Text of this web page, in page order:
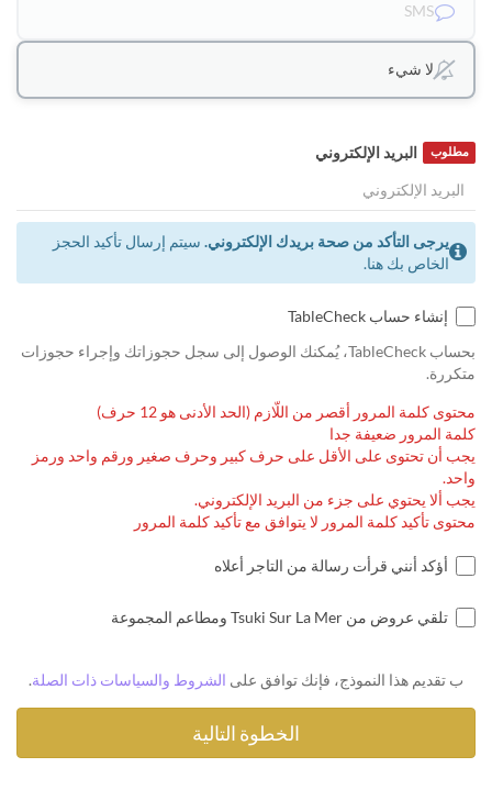
SMS
لا شيء
البريد الإلكتروني مطلوب
يرجى التأكد من صحة بريدك الإلكتروني. سيتم إرسال تأكيد الحجز
الخاص بك هنا.
إنشاء حساب TableCheck
بحساب TableCheck، يُمكنك الوصول إلى سجل حجوزاتك وإجراء حجوزات
متكررة.
محتوى كلمة المرور أقصر من اللّازم (الحد الأدنى هو 12 حرف)
كلمة المرور ضعيفة جدا
يجب أن تحتوى على الأقل على حرف كبير وحرف صغير ورقم واحد ورمز
واحد.
يجب ألا يحتوي على جزء من البريد الإلكتروني.
محتوى تأكيد كلمة المرور لا يتوافق مع تأكيد كلمة المرور
أؤكد أنني قرأت رسالة من التاجر أعلاه
تلقي عروض من Tsuki Sur La Mer ومطاعم المجموعة
ب تقديم هذا النموذج، فإنك توافق على الشروط والسياسات ذات الصلة.